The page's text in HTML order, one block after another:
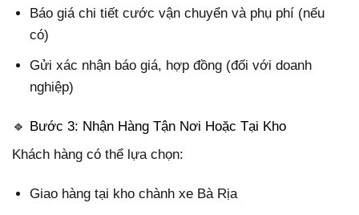
Báo giá chi tiết cước vận chuyển và phụ phí (nếu
có)
Gửi xác nhận báo giá, hợp đồng (đối với doanh
nghiệp)
🔹 Bước 3: Nhận Hàng Tận Nơi Hoặc Tại Kho
Khách hàng có thể lựa chọn:
Giao hàng tại kho chành xe Bà Rịa